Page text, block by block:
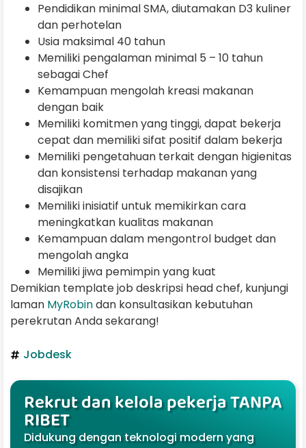
Pendidikan minimal SMA, diutamakan D3 kuliner
dan perhotelan
Usia maksimal 40 tahun
Memiliki pengalaman minimal 5 – 10 tahun
sebagai Chef
Kemampuan mengolah kreasi makanan
dengan baik
Memiliki komitmen yang tinggi, dapat bekerja
cepat dan memiliki sifat positif dalam bekerja
Memiliki pengetahuan terkait dengan higienitas
dan konsistensi terhadap makanan yang
disajikan
Memiliki inisiatif untuk memikirkan cara
meningkatkan kualitas makanan
Kemampuan dalam mengontrol budget dan
mengolah angka
Memiliki jiwa pemimpin yang kuat
Demikian template job deskripsi head chef, kunjungi
laman MyRobindan konsultasikan kebutuhan
perekrutan Anda sekarang!
Jobdesk
Rekrut dan kelola pekerja TANPA
RIBET
Didukung dengan teknologi modern yang